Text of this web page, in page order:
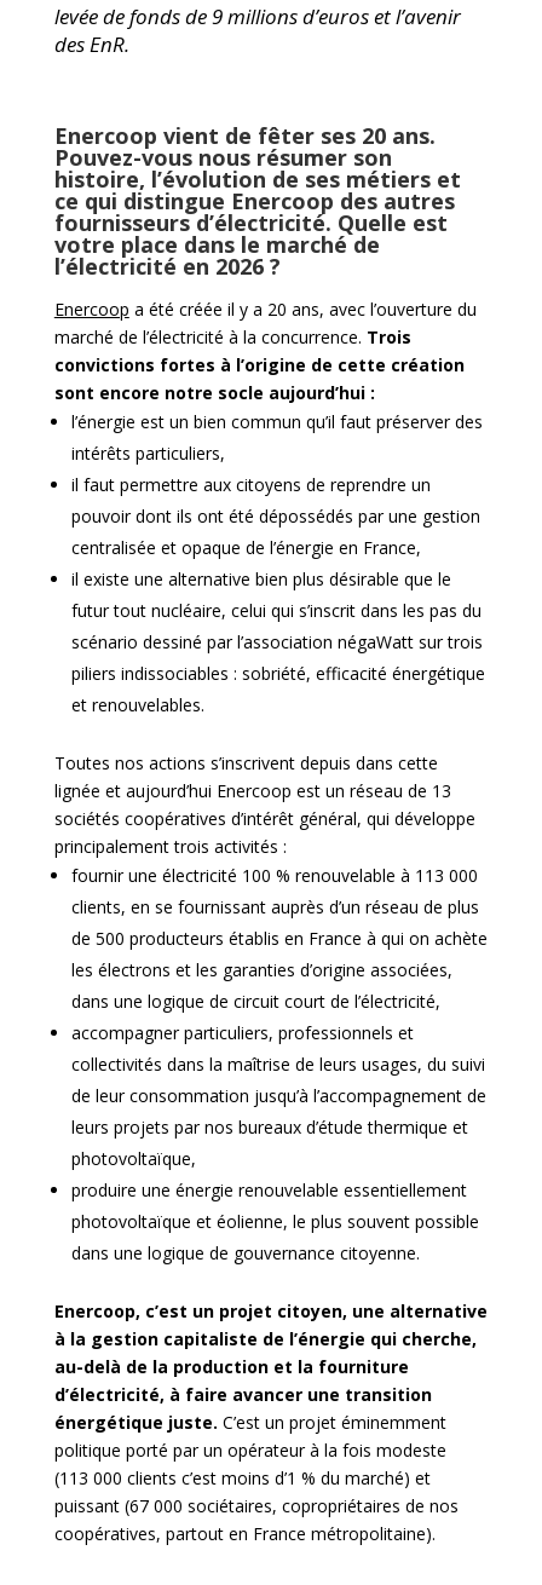
levée de fonds de 9 millions d’euros et l’avenir
des EnR.
Enercoop vient de fêter ses 20 ans.
Pouvez-vous nous résumer son
histoire, l’évolution de ses métiers et
ce qui distingue Enercoop des autres
fournisseurs d’électricité. Quelle est
votre place dans le marché de
l’électricité en 2026 ?
Enercoop a été créée il y a 20 ans, avec l’ouverture du
marché de l’électricité à la concurrence. Trois
convictions fortes à l’origine de cette création
sont encore notre socle aujourd’hui :
l’énergie est un bien commun qu’il faut préserver des
intérêts particuliers,
il faut permettre aux citoyens de reprendre un
pouvoir dont ils ont été dépossédés par une gestion
centralisée et opaque de l’énergie en France,
il existe une alternative bien plus désirable que le
futur tout nucléaire, celui qui s’inscrit dans les pas du
scénario dessiné par l’association négaWatt sur trois
piliers indissociables : sobriété, efficacité énergétique
et renouvelables.
Toutes nos actions s’inscrivent depuis dans cette
lignée et aujourd’hui Enercoop est un réseau de 13
sociétés coopératives d’intérêt général, qui développe
principalement trois activités :
fournir une électricité 100 % renouvelable à 113 000
clients, en se fournissant auprès d’un réseau de plus
de 500 producteurs établis en France à qui on achète
les électrons et les garanties d’origine associées,
dans une logique de circuit court de l’électricité,
accompagner particuliers, professionnels et
collectivités dans la maîtrise de leurs usages, du suivi
de leur consommation jusqu’à l’accompagnement de
leurs projets par nos bureaux d’étude thermique et
photovoltaïque,
produire une énergie renouvelable essentiellement
photovoltaïque et éolienne, le plus souvent possible
dans une logique de gouvernance citoyenne.
Enercoop, c’est un projet citoyen, une alternative
à la gestion capitaliste de l’énergie qui cherche,
au-delà de la production et la fourniture
d’électricité, à faire avancer une transition
énergétique juste. C’est un projet éminemment
politique porté par un opérateur à la fois modeste
(113 000 clients c’est moins d’1 % du marché) et
puissant (67 000 sociétaires, copropriétaires de nos
coopératives, partout en France métropolitaine).